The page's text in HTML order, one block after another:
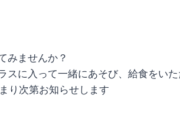
みませんか？
に入って一緒にあそび、給食をいた
次第お知らせします